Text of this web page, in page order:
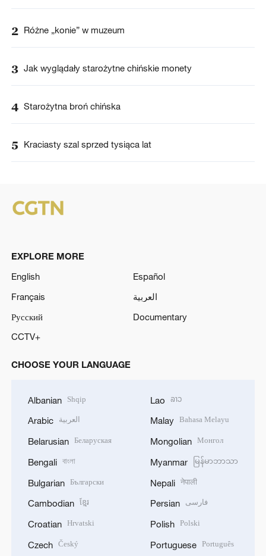
2 Różne „konie” w muzeum
3 Jak wyglądały starożytne chińskie monety
4 Starożytna broń chińska
5 Kraciasty szal sprzed tysiąca lat
EXPLORE MORE
English
Español
Français
العربية
Русский
Documentary
CCTV+
CHOOSE YOUR LANGUAGE
Albanian Shqip
Arabic العربية
Belarusian Беларуская
Bengali বাংলা
Bulgarian Български
Cambodian ខ្មែរ
Croatian Hrvatski
Czech Český
Lao ລາວ
Malay Bahasa Melayu
Mongolian Монгол
Myanmar မြန်မာဘာသာ
Nepali नेपाली
Persian فارسی
Polish Polski
Portuguese Português